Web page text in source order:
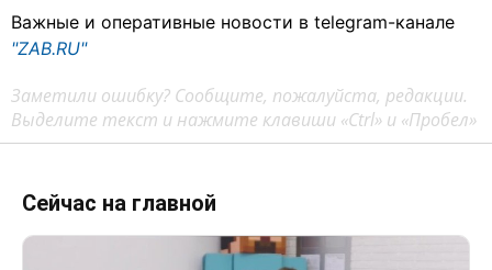
Важные и оперативные новости в telegram-канале
"ZAB.RU"
Заметили ошибку? Сообщите, пожалуйста, редакции.
Выделите текст и нажмите клавиши «Ctrl» и «Пробел»
Сейчас на главной